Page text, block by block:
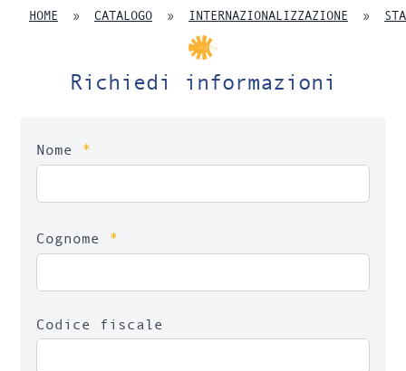
HOME » CATALOGO » INTERNAZIONALIZZAZIONE »
Richiedi informazioni
Nome *
Cognome *
Codice fiscale